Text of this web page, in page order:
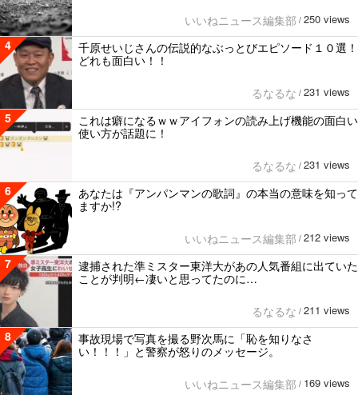
いいねニュース編集部 / 250 views
4
千原せいじさんの伝説的なぶっとびエピソード１０選！
どれも面白い！！
るなるな / 231 views
5
これは癖になるｗｗアイフォンの読み上げ機能の面白い
使い方が話題に！
るなるな / 231 views
6
あなたは『アンパンマンの歌詞』の本当の意味を知って
ますか!?
いいねニュース編集部 / 212 views
7
逮捕された準ミスター東洋大があの人気番組に出ていた
ことが判明←凄いと思ってたのに…
るなるな / 211 views
8
事故現場で写真を撮る野次馬に「恥を知りなさ
い！！！」と警察が怒りのメッセージ。
いいねニュース編集部 / 169 views